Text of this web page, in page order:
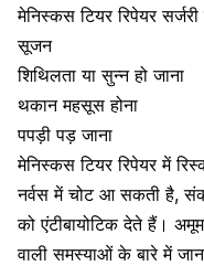
मेनिस्कस टियर रिपेयर
सूजन
शिथिलता या सुन्न हो जाना
थकान महसूस होना
पपड़ी पड़ जाना
मेनिस्कस टियर रिपेयर में
नर्वस में चोट आ सकती है,
कोएंटीबायोटिकदेते हैं।
वाली समस्याओं के बारे में